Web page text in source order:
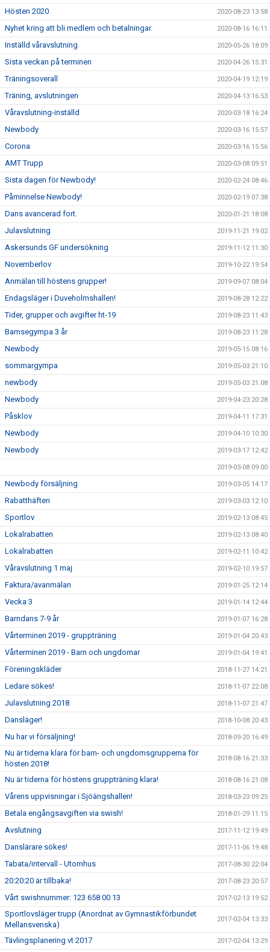
Hösten 2020 2020-08-23 13:58
Nyhet kring att bli medlem och betalningar. 2020-08-16 16:11
Inställd våravslutning 2020-05-26 18:09
Sista veckan på terminen 2020-04-26 15:31
Träningsoverall 2020-04-19 12:19
Träning, avslutningen 2020-04-13 16:53
Våravslutning-inställd 2020-03-18 16:24
Newbody 2020-03-16 15:57
Corona 2020-03-16 15:56
AMT Trupp 2020-03-08 09:51
Sista dagen för Newbody! 2020-02-24 08:46
Påminnelse Newbody! 2020-02-19 07:38
Dans avancerad fort. 2020-01-21 18:08
Julavslutning 2019-11-21 19:02
Askersunds GF undersökning 2019-11-12 11:30
Novemberlov 2019-10-22 19:54
Anmälan till höstens grupper! 2019-09-07 08:04
Endagsläger i Duveholmshallen! 2019-08-28 12:22
Tider, grupper och avgifter ht-19 2019-08-23 11:43
Bamsegympa 3 år 2019-08-23 11:28
Newbody 2019-05-15 08:16
sommargympa 2019-05-03 21:10
newbody 2019-05-03 21:08
Newbody 2019-04-23 20:28
Påsklov 2019-04-11 17:31
Newbody 2019-04-10 10:30
Newbody 2019-03-17 12:42
2019-03-08 09:00
Newbody försäljning 2019-03-05 14:17
Rabatthäften 2019-03-03 12:10
Sportlov 2019-02-13 08:45
Lokalrabatten 2019-02-13 08:40
Lokalrabatten 2019-02-11 10:42
Våravslutning 1 maj 2019-02-10 19:57
Faktura/avanmälan 2019-01-25 12:14
Vecka 3 2019-01-14 12:44
Barndans 7-9 år 2019-01-07 16:28
Vårterminen 2019 - gruppträning 2019-01-04 20:43
Vårterminen 2019 - Barn och ungdomar 2019-01-04 19:41
Föreningskläder 2018-11-27 14:21
Ledare sökes! 2018-11-07 22:08
Julavslutning 2018 2018-11-07 21:47
Dansläger! 2018-10-08 20:43
Nu har vi försäljning! 2018-09-20 16:49
Nu är tiderna klara för barn- och ungdomsgrupperna för
hösten 2018!
2018-08-16 21:33
Nu är tiderna för höstens gruppträning klara! 2018-08-16 21:08
Vårens uppvisningar i Sjöängshallen! 2018-03-23 09:25
Betala engångsavgiften via swish! 2018-01-29 11:15
Avslutning 2017-11-12 19:49
Danslärare sökes! 2017-11-06 19:48
Tabata/intervall - Utomhus 2017-08-30 22:04
20:20:20 är tillbaka! 2017-08-23 20:57
Vårt swishnummer: 123 658 00 13 2017-02-13 19:52
Sportlovsläger trupp (Anordnat av Gymnastikförbundet
Mellansvenska)
2017-02-04 13:33
Tävlingsplanering vt 2017 2017-02-04 13:29